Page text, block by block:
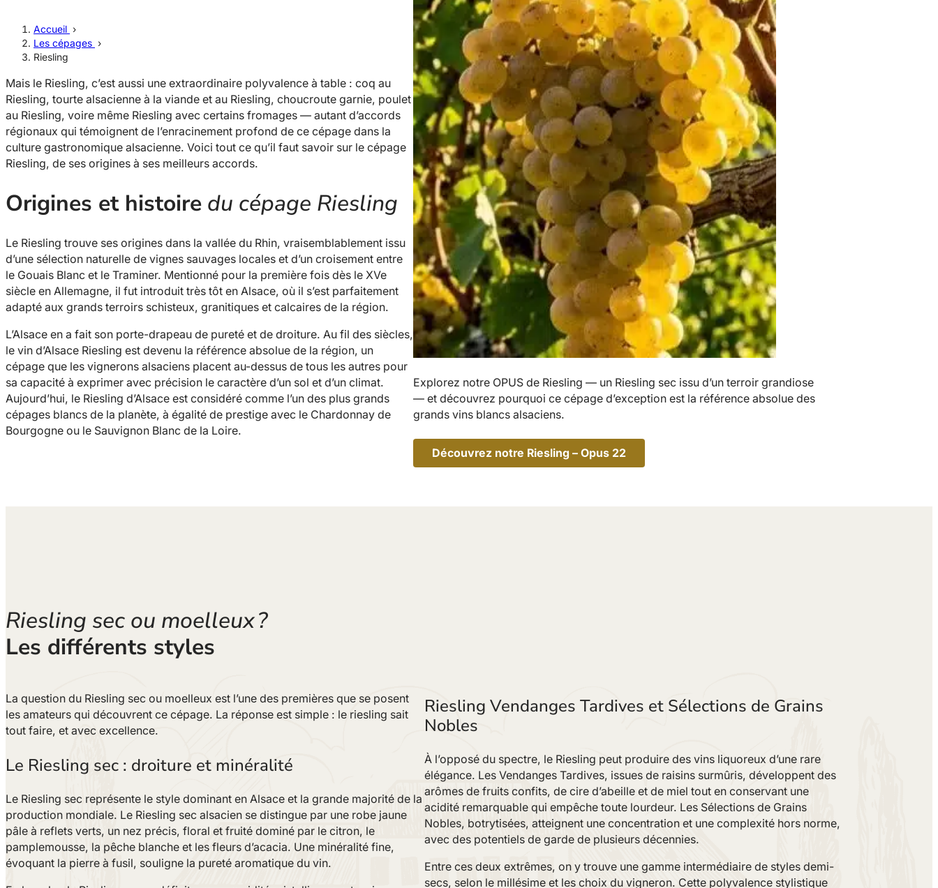
Accueil ›
Les cépages ›
Riesling
Mais le Riesling, c’est aussi une extraordinaire polyvalence à table : coq au
Riesling, tourte alsacienne à la viande et au Riesling, choucroute garnie, poulet
au Riesling, voire même Riesling avec certains fromages — autant d’accords
régionaux qui témoignent de l’enracinement profond de ce cépage dans la
culture gastronomique alsacienne. Voici tout ce qu’il faut savoir sur le cépage
Riesling, de ses origines à ses meilleurs accords.
Origines et histoire du cépage Riesling
Le Riesling trouve ses origines dans la vallée du Rhin, vraisemblablement issu
d’une sélection naturelle de vignes sauvages locales et d’un croisement entre
le Gouais Blanc et le Traminer. Mentionné pour la première fois dès le XVe
siècle en Allemagne, il fut introduit très tôt en Alsace, où il s’est parfaitement
adapté aux grands terroirs schisteux, granitiques et calcaires de la région.
L’Alsace en a fait son porte-drapeau de pureté et de droiture. Au fil des siècles,
le vin d’Alsace Riesling est devenu la référence absolue de la région, un
cépage que les vignerons alsaciens placent au-dessus de tous les autres pour
sa capacité à exprimer avec précision le caractère d’un sol et d’un climat.
Aujourd’hui, le Riesling d’Alsace est considéré comme l’un des plus grands
cépages blancs de la planète, à égalité de prestige avec le Chardonnay de
Bourgogne ou le Sauvignon Blanc de la Loire.
Explorez notre OPUS de Riesling — un Riesling sec issu d’un terroir grandiose
— et découvrez pourquoi ce cépage d’exception est la référence absolue des
grands vins blancs alsaciens.
Découvrez notre Riesling – Opus 22
Riesling sec ou moelleux ?
Les différents styles
La question du Riesling sec ou moelleux est l’une des premières que se posent
les amateurs qui découvrent ce cépage. La réponse est simple : le riesling sait
tout faire, et avec excellence.
Le Riesling sec : droiture et minéralité
Le Riesling sec représente le style dominant en Alsace et la grande majorité de la
production mondiale. Le Riesling sec alsacien se distingue par une robe jaune
pâle à reflets verts, un nez précis, floral et fruité dominé par le citron, le
pamplemousse, la pêche blanche et les fleurs d’acacia. Une minéralité fine,
évoquant la pierre à fusil, souligne la pureté aromatique du vin.
Riesling Vendanges Tardives et Sélections de Grains
Nobles
À l’opposé du spectre, le Riesling peut produire des vins liquoreux d’une rare
élégance. Les Vendanges Tardives, issues de raisins surmûris, développent des
arômes de fruits confits, de cire d’abeille et de miel tout en conservant une
acidité remarquable qui empêche toute lourdeur. Les Sélections de Grains
Nobles, botrytisées, atteignent une concentration et une complexité hors norme,
avec des potentiels de garde de plusieurs décennies.
Entre ces deux extrêmes, on y trouve une gamme intermédiaire de styles demi-
secs, selon le millésime et les choix du vigneron. Cette polyvalence stylistique